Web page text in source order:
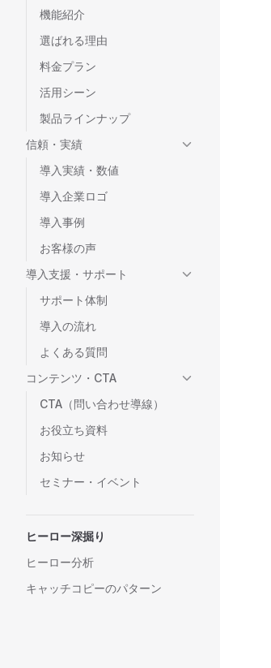
機能紹介
選ばれる理由
料金プラン
活用シーン
製品ラインナップ
信頼・実績
導入実績・数値
導入企業ロゴ
導入事例
お客様の声
導入支援・サポート
サポート体制
導入の流れ
よくある質問
コンテンツ・CTA
CTA（問い合わせ導線）
お役立ち資料
お知らせ
セミナー・イベント
ヒーロー深掘り
ヒーロー分析
キャッチコピーのパターン